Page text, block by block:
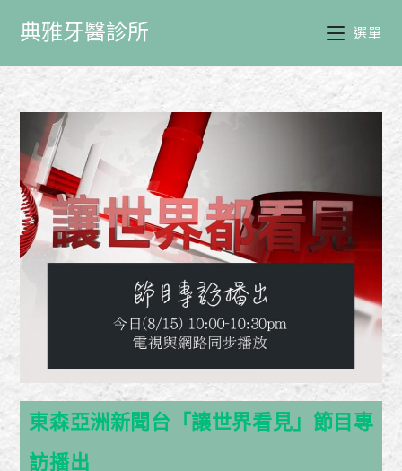
典雅牙醫診所 選單
東森亞洲新聞台「讓世界看見」節目專
訪播出